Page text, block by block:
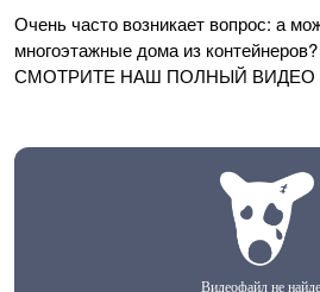
Очень часто возникает вопрос: а
многоэтажные дома из контейнеров?
СМОТРИТЕ НАШ ПОЛНЫЙ ВИДЕО